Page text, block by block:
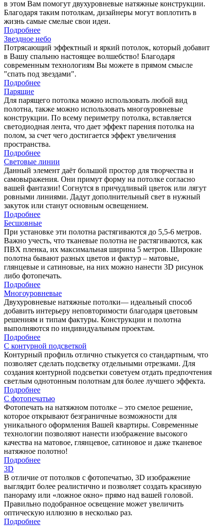
в этом Вам помогут двухуровневые натяжные конструкции.
Благодаря таким потолкам, дизайнеры могут воплотить в
жизнь самые смелые свои идеи.
Подробнее
Звездное небо
Потрясающий эффектный и яркий потолок, который добавит
в Вашу спальню настоящее волшебство! Благодаря
современным технологиям Вы можете в прямом смысле
"спать под звездами".
Подробнее
Парящие
Для парящего потолка можно использовать любой вид
полотна, также можно использовать многоуровневые
конструкции. По всему периметру потолка, вставляется
светодиодная лента, что дает эффект парения потолка на
полом, за счет чего достигается эффект увеличения
пространства.
Подробнее
Световые линии
Данный элемент даёт большой простор для творчества и
самовыражения. Они примут форму на потолке согласно
вашей фантазии! Согнутся в причудливый цветок или лягут
ровными линиями. Дадут дополнительный свет в нужный
закуток или станут основным освещением.
Подробнее
Бесшовные
При установке эти полотна растягиваются до 5,5-6 метров.
Важно учесть, что тканевые полотна не растягиваются, как
ПВХ пленка, их максимальная ширина 5 метров. Широкие
полотна бывают разных цветов и фактур – матовые,
глянцевые и сатиновые, на них можно нанести 3D рисунок
либо фотопечать.
Подробнее
Многоуровневые
Двухуровневые натяжные потолки— идеальный способ
добавить интерьеру неповторимости благодаря цветовым
решениям и типам фактуры. Конструкции и полотна
выполняются по индивидуальным проектам.
Подробнее
С контурной подсветкой
Контурный профиль отлично стыкуется со стандартным, что
позволяет сделать подсветку отдельными отрезками. Для
создания контурной подсветки советуем отдать предпочтения
светлым однотонным полотнам для более лучшего эффекта.
Подробнее
С фотопечатью
Фотопечать на натяжном потолке – это смелое решение,
которое открывают безграничные возможности для
уникального оформления Вашей квартиры. Современные
технологии позволяют нанести изображение высокого
качества на матовое, глянцевое, сатиновое и даже тканевое
натяжное полотно!
Подробнее
3D
В отличие от потолков с фотопечатью, 3D изображение
выглядит более реалистично и позволяет создать красивую
панораму или «ложное окно» прямо над вашей головой.
Правильно подобранное освещение может увеличить
оптическую иллюзию в несколько раз.
Подробнее